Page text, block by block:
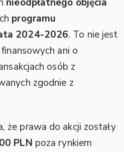
programu
2024-2026. To nie jest
ani o
osób z
zgodnie z
że prawa do akcji zostały
PLN poza rynkiem